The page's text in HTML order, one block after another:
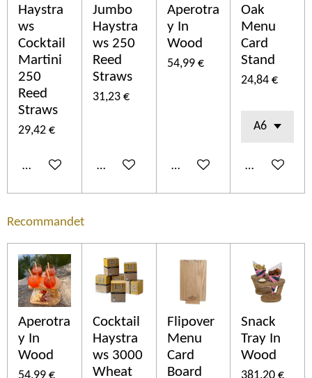
Haystra
ws
Cocktail
Martini
250
Reed
Straws
29,42 €
Añadir al carrito
Jumbo
Haystra
ws 250
Reed
Straws
31,23 €
Añadir al carrito
Aperotra
y In
Wood
54,99 €
Añadir al carrito
Oak
Menu
Card
Stand
24,84 €
Añadir al
Recommandet
Aperotra
y In
Wood
54,99 €
Cocktail
Haystra
ws 3000
Wheat
Flipover
Menu
Card
Board
Snack
Tray In
Wood
381,20 €